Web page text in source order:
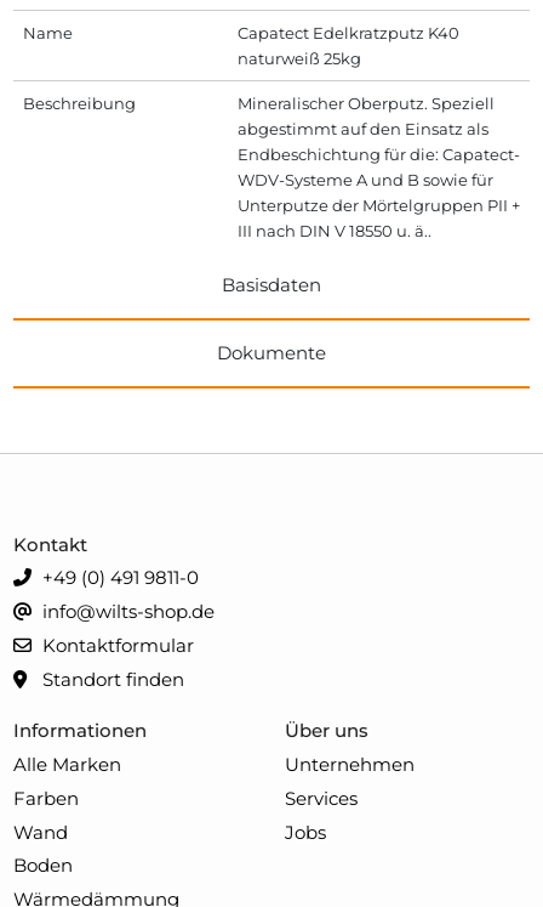
Name
Capatect Edelkratzputz K40
naturweiß 25kg
Beschreibung
Mineralischer Oberputz. Speziell
abge­stimmt auf den Einsatz als
Endbeschich­tung für die: Capatect-
WDV-Systeme A und B sowie für
Unter­putze der Mörtelgruppen PII +
III nach DIN V 18550 u. ä..
Basisdaten
Dokumente
Informationen
Alle Marken
Farben
Wand
Boden
Wärmedämmung
Über uns
Unternehmen
Services
Jobs
Kontakt
+49 (0) 491 9811-0
info@wilts-shop.de
Kontaktformular
Standort finden